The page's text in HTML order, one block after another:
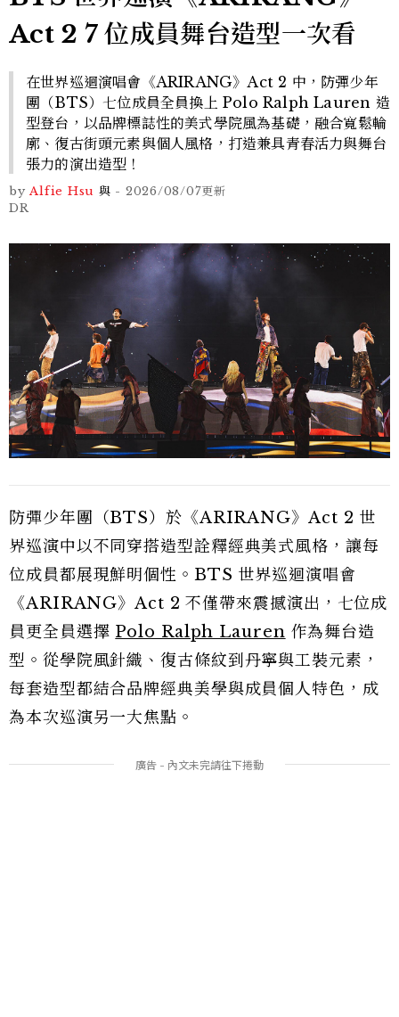
Act 2 7 位成員舞台造型一次看
在世界巡迴演唱會《ARIRANG》Act 2 中，防彈少年
團（BTS）七位成員全員換上 Polo Ralph Lauren 造
型登台，以品牌標誌性的美式學院風為基礎，融合寬鬆輪
廓、復古街頭元素與個人風格，打造兼具青春活力與舞台
張力的演出造型！
by Alfie Hsu 與 - 2026/08/07更新
DR
防彈少年團（BTS）於《ARIRANG》Act 2 世
界巡演中以不同穿搭造型詮釋經典美式風格，讓每
位成員都展現鮮明個性。BTS 世界巡迴演唱會
《ARIRANG》Act 2 不僅帶來震撼演出，七位成
員更全員選擇 Polo Ralph Lauren 作為舞台造
型。從學院風針織、復古條紋到丹寧與工裝元素，
每套造型都結合品牌經典美學與成員個人特色，成
為本次巡演另一大焦點。